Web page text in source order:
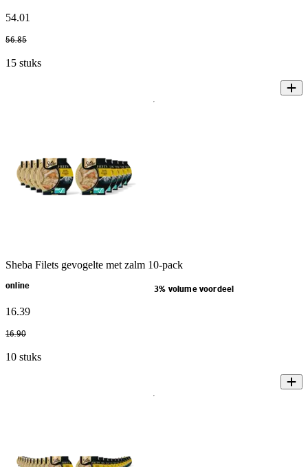
54.01
56.85
15 stuks
Sheba Filets gevogelte met zalm 10-pack
online 3% volume voordeel
16.39
16.90
10 stuks